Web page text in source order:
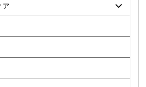
ア